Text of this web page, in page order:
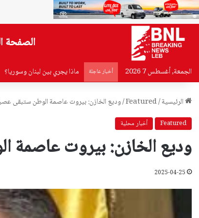
الصفحة
الجمعة, أغسطس 7 2026 أخبار عاجلة ماذا يجري بين لبنان وسوريا؟
الرئيسية/
Featured
/وديع الخازن: بيروت عاصمة الوطن ستبقى
Featured أخبار محلية
وديع الخازن: بيروت عاصمة
2025-04-25